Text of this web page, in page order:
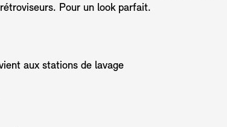
Pour un look parfait.
aux stations de lavage